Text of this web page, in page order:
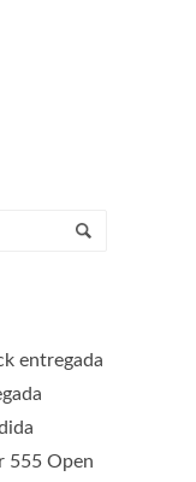
entregada
555 Open